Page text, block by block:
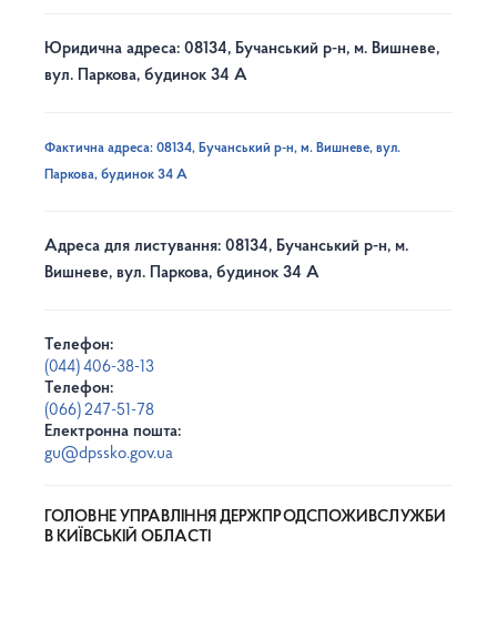
Юридична адреса: 08134, Бучанський р-н, м. Вишневе,
вул. Паркова, будинок 34 А
Фактична адреса: 08134, Бучанський р-н, м. Вишневе, вул.
Паркова, будинок 34 А
Адреса для листування: 08134, Бучанський р-н, м.
Вишневе, вул. Паркова, будинок 34 А
Телефон:
(044) 406-38-13
Телефон:
(066) 247-51-78
Електронна пошта:
gu@dpssko.gov.ua
ГОЛОВНЕ УПРАВЛІННЯ ДЕРЖПРОДСПОЖИВСЛУЖБИ
В КИЇВСЬКІЙ ОБЛАСТІ